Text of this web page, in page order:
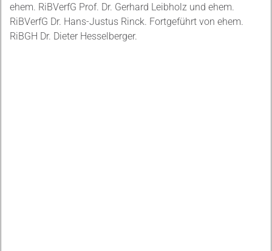
ehem. RiBVerfG Prof. Dr. Gerhard Leibholz und ehem.
RiBVerfG Dr. Hans-Justus Rinck. Fortgeführt von ehem.
RiBGH Dr. Dieter Hesselberger.